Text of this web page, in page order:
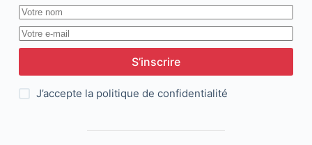
S’inscrire
J’accepte la politique de confidentialité